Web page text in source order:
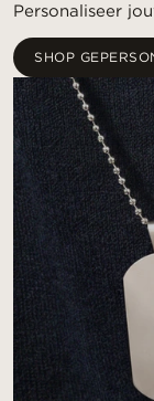
Personaliseer
SHOP